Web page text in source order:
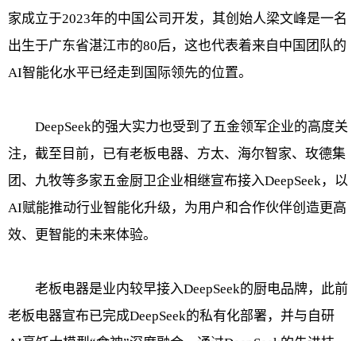
家成立于2023年的中国公司开发，其创始人梁文峰是一名
出生于广东省湛江市的80后，这也代表着来自中国团队的
AI智能化水平已经走到国际领先的位置。
DeepSeek的强大实力也受到了五金领军企业的高度关
注，截至目前，已有老板电器、方太、海尔智家、玫德集
团、九牧等多家五金厨卫企业相继宣布接入DeepSeek，以
AI赋能推动行业智能化升级，为用户和合作伙伴创造更高
效、更智能的未来体验。
老板电器是业内较早接入DeepSeek的厨电品牌，此前
老板电器宣布已完成DeepSeek的私有化部署，并与自研